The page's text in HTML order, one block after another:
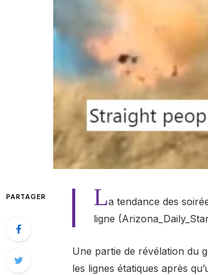
PARTAGER La tendance des
ligne
Une partie de révélation du
les lignes étatiques après